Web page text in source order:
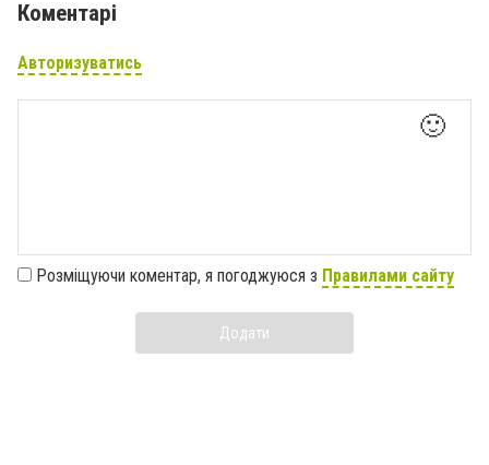
Коментарі
Авторизуватись
🙂
Розміщуючи коментар, я погоджуюся з Правилами сайту
Додати